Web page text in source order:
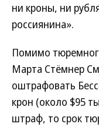
ни кроны, ни
россиянина».
Помимо
Марта Стёмнер
оштрафовать
крон (около $95
штраф, то срок